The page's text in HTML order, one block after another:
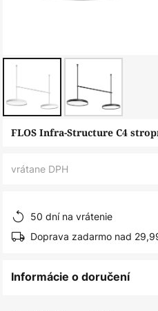
Preskočiť
FLOS Infra-Structure C4
vrátane DPH
50 dní na vrátenie
Doprava zadarmo nad
Informácie o doručení